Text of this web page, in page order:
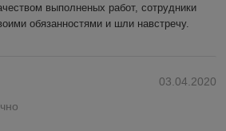
выполненых работ, сотрудники
обязанностями и шли навстречу.
03.04.2020